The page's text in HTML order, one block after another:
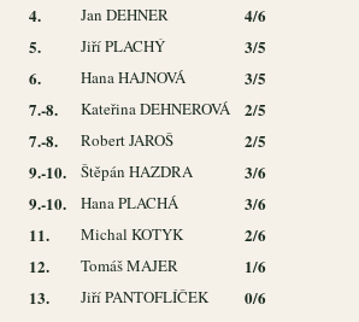
4.
Jan DEHNER
4/6
5.
Jiří PLACHÝ
3/5
6.
Hana HAJNOVÁ
3/5
7.-8.
Kateřina DEHNEROVÁ
2/5
7.-8.
Robert JAROŠ
2/5
9.-10.
Štěpán HAZDRA
3/6
9.-10.
Hana PLACHÁ
3/6
11.
Michal KOTYK
2/6
12.
Tomáš MAJER
1/6
13.
Jiří PANTOFLÍČEK 0/6